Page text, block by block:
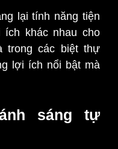
lại tính năng tiện
khác nhau cho
trong các biệt thự
lợi ích nổi bật mà
sáng tự